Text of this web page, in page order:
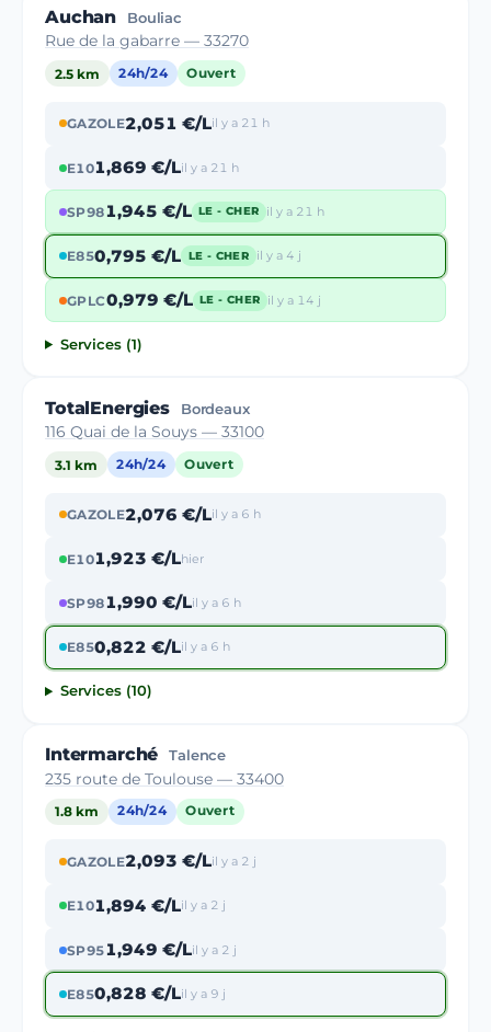
Auchan Bouliac
Rue de la gabarre — 33270
2.5 km 24h/24 Ouvert
GAZOLE2,051 €/Lil y a 21 h
E101,869 €/Lil y a 21 h
SP981,945 €/L LE - CHER il y a 21 h
E850,795 €/L LE - CHER il y a 4 j
GPLC0,979 €/L LE - CHER il y a 14 j
Services (1)
TotalEnergies Bordeaux
116 Quai de la Souys — 33100
3.1 km 24h/24 Ouvert
GAZOLE2,076 €/Lil y a 6 h
E101,923 €/Lhier
SP981,990 €/Lil y a 6 h
E850,822 €/Lil y a 6 h
Services (10)
Intermarché Talence
235 route de Toulouse — 33400
1.8 km 24h/24 Ouvert
GAZOLE2,093 €/Lil y a 2 j
E101,894 €/Lil y a 2 j
SP951,949 €/Lil y a 2 j
E850,828 €/Lil y a 9 j